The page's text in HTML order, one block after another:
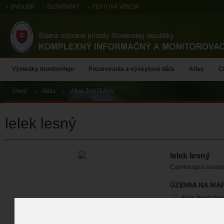
ENGLISH SLOVENSKY TEXTOVÁ VERZIA
Výsledky monitoringu Pozorovania a výskytové dáta Atlas
Úvod Atlas Atlas živočíchov
lelek lesný
lelek lesný
Caprimulgus
ÚZEMIA NA
Atlas živočíchov